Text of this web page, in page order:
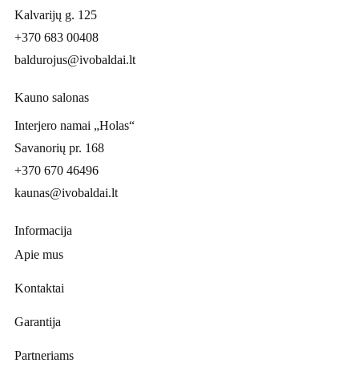
Kalvarijų g. 125
+370 683 00408
baldurojus@ivobaldai.lt
Kauno salonas
Interjero namai „Holas“
Savanorių pr. 168
+370 670 46496
kaunas@ivobaldai.lt
Informacija
Apie mus
Kontaktai
Garantija
Partneriams